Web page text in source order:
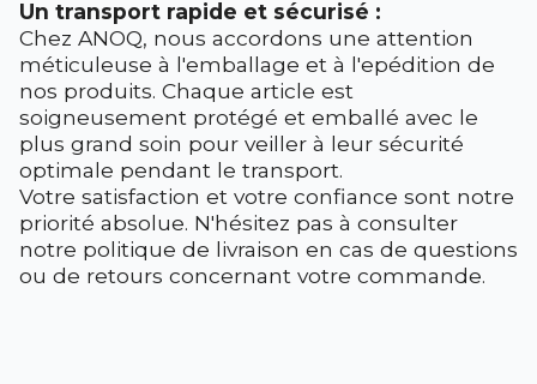
Un transport rapide et sécurisé :
Chez ANOQ, nous accordons une attention
méticuleuse à l'emballage et à l'epédition de
nos produits. Chaque article est
soigneusement protégé et emballé avec le
plus grand soin pour veiller à leur sécurité
optimale pendant le transport.
Votre satisfaction et votre confiance sont notre
priorité absolue. N'hésitez pas à consulter
notre politique de livraison en cas de questions
ou de retours concernant votre commande.